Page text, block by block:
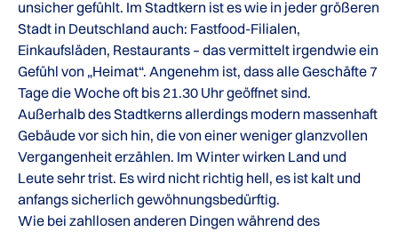
unsicher gefühlt. Im Stadtkern ist es wie in jeder größeren
Stadt in Deutschland auch: Fastfood-Filialen,
Einkaufsläden, Restaurants – das vermittelt irgendwie ein
Gefühl von „Heimat“. Angenehm ist, dass alle Geschäfte 7
Tage die Woche oft bis 21.30 Uhr geöffnet sind.
Außerhalb des Stadtkerns allerdings modern massenhaft
Gebäude vor sich hin, die von einer weniger glanzvollen
Vergangenheit erzählen. Im Winter wirken Land und
Leute sehr trist. Es wird nicht richtig hell, es ist kalt und
anfangs sicherlich gewöhnungsbedürftig.
Wie bei zahllosen anderen Dingen während des